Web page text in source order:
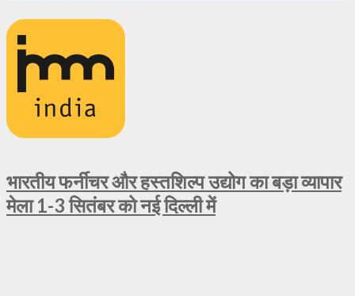
भारतीय फर्नीचर और हस्तशिल्प उद्योग का बड़ा व्यापार
मेला 1-3 सितंबर को नई दिल्ली में